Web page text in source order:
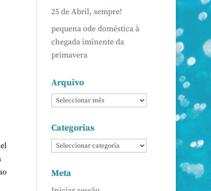
25 de Abril, sempre!
pequena ode doméstica à
chegada iminente da
primavera
Arquivo
Categorias
Meta